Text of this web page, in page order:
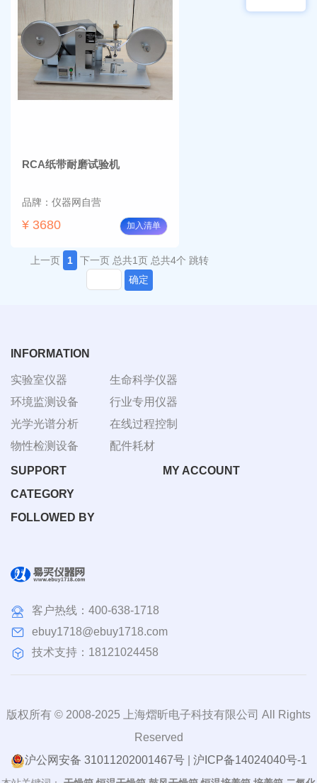
RCA纸带耐磨试验机
品牌：仪器网自营
¥ 3680 加入清单
上一页 1 下一页 总共1页 总共4个 跳转
确定
INFORMATION
实验室仪器
环境监测设备
光学光谱分析
物性检测设备
生命科学仪器
行业专用仪器
在线过程控制
配件耗材
SUPPORT
MY ACCOUNT
CATEGORY
FOLLOWED BY
客户热线： 400-638-1718
ebuy1718@ebuy1718.com
技术支持：18121024458
版权所有 © 2008-2025 上海熠昕电子科技有限公司 All Rights
Reserved
沪公网安备 31011202001467号| 沪ICP备14024040号-1